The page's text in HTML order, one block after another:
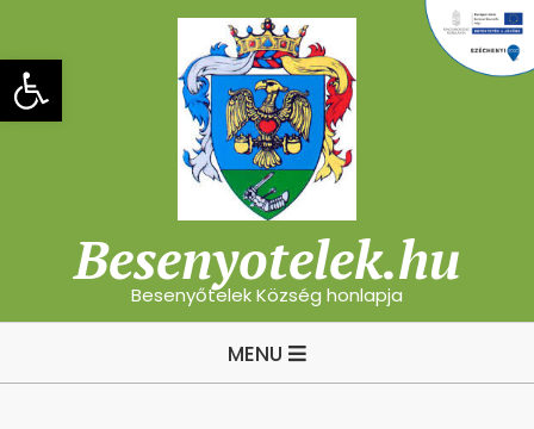
Eszköztár megnyitása
content
Besenyotelek.hu
Besenyőtelek Község honlapja
MENU